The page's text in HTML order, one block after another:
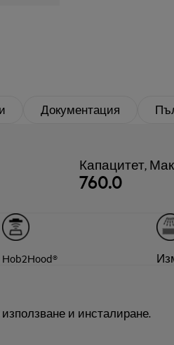
Документация
Капацитет,
760.0
Hob2Hood®
и инсталиране.